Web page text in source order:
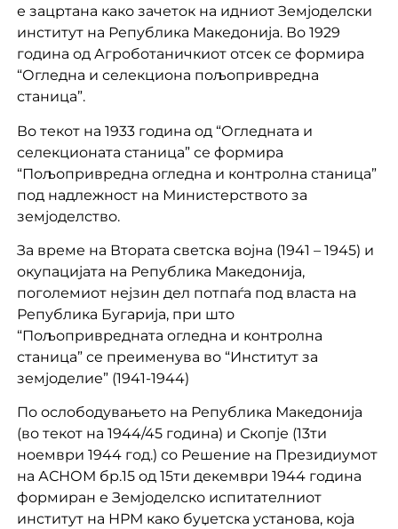
е зацртана како зачеток на идниот Земјоделски
институт на Република Македонија. Во 1929
година од Агроботаничкиот отсек се формира
“Огледна и селекциона пољопривредна
станица”.
Во текот на 1933 година од “Огледната и
селекционата станица” се формира
“Пољопривредна огледна и контролна станица”
под надлежност на Министерството за
земјоделство.
За време на Втората светска војна (1941 – 1945) и
окупацијата на Република Македонија,
поголемиот нејзин дел потпаѓа под власта на
Република Бугарија, при што
“Пољопривредната огледна и контролна
станица” се преименува во “Институт за
земјоделие” (1941-1944)
По ослободувањето на Република Македонија
(во текот на 1944/45 година) и Скопје (13ти
ноември 1944 год.) со Решение на Президиумот
на АСНОМ бр.15 од 15ти декември 1944 година
формиран е Земјоделско испитателниот
институт на НРМ како буџетска установа, која